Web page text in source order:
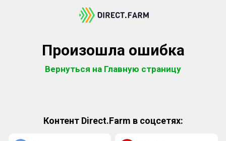
Произошла ошибка
Вернуться на Главную страницу
Контент Direct.Farm в соцсетях: